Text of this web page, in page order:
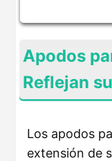
Apodos
Reflejan
Los apodos
extensión de